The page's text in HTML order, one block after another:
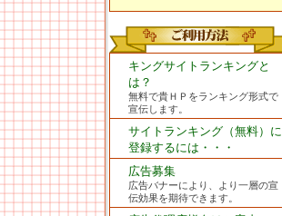
キングサイトランキングと
は？
無料で貴ＨＰをランキング形式で
宣伝します。
サイトランキング（無料）に
登録するには・・・
広告募集
広告バナーにより、より一層の宣
伝効果を期待できます。